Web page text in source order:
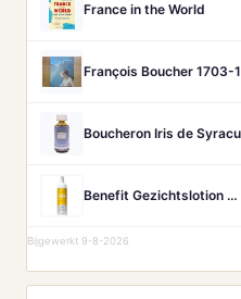
France in the World
Benefit Gezichtslotion The POREfessional Gezichtstoner Unisex 133ml
Bijgewerkt 9-8-2026